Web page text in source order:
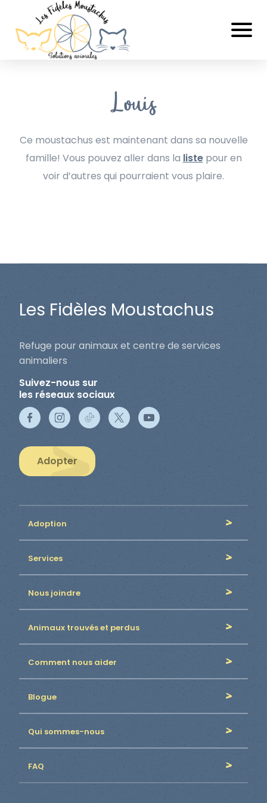
Louis
Ce moustachus est maintenant dans sa nouvelle
famille! Vous pouvez aller dans la listepour en
voir d’autres qui pourraient vous plaire.
Les Fidèles Moustachus
Refuge pour animaux et centre de services
animaliers
Suivez-nous sur
les réseaux sociaux
Adopter
Adoption
Services
Nous joindre
Animaux trouvés et perdus
Comment nous aider
Blogue
Qui sommes-nous
FAQ